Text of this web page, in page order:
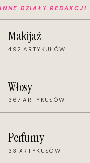
INNE DZIAŁY REDAKCJI
Makijaż
492 ARTYKUŁÓW
Włosy
367 ARTYKUŁÓW
Perfumy
33 ARTYKUŁÓW